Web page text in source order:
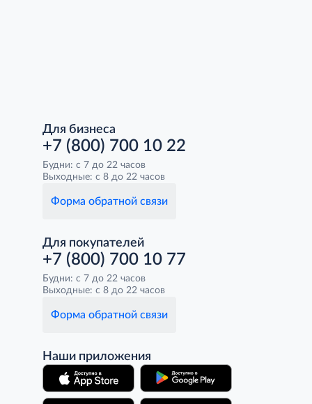
Для бизнеса
+7 (800) 700 10 22
Будни: с 7 до 22 часов
Выходные: с 8 до 22 часов
Форма обратной связи
Для покупателей
+7 (800) 700 10 77
Будни: с 7 до 22 часов
Выходные: с 8 до 22 часов
Форма обратной связи
Наши приложения